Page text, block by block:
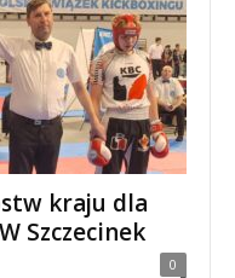
kraju dla
Szczecinek
0